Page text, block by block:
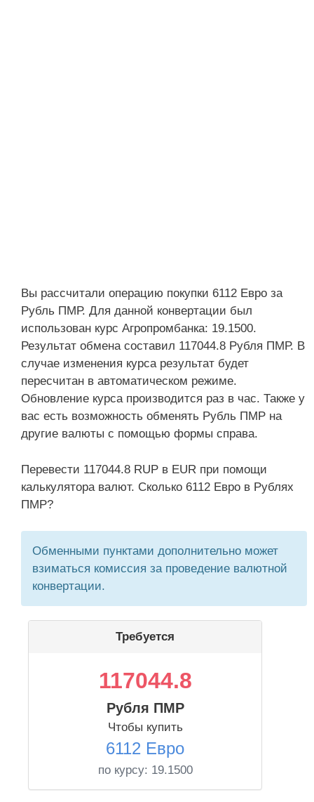
Вы рассчитали операцию покупки 6112 Евро за
Рубль ПМР. Для данной конвертации был
использован курс Агропромбанка: 19.1500.
Результат обмена составил 117044.8 Рубля ПМР. В
случае изменения курса результат будет
пересчитан в автоматическом режиме.
Обновление курса производится раз в час. Также у
вас есть возможность обменять Рубль ПМР на
другие валюты с помощью формы справа.
Перевести 117044.8 RUP в EUR при помощи
калькулятора валют. Сколько 6112 Евро в Рублях
ПМР?
Обменными пунктами дополнительно может
взиматься комиссия за проведение валютной
конвертации.
Требуется
117044.8
Рубля ПМР
Чтобы купить
6112 Евро
по курсу: 19.1500